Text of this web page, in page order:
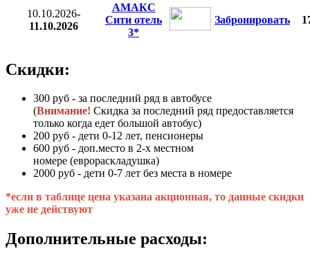
10.10.2026-
11.10.2026
АМАКС
Сити отель
3*
Забронировать
Скидки:
300 руб - за последний ряд в автобусе
(Внимание! Скидка за последний ряд предоставляется
только когда едет большой автобус)
200 руб - дети 0-12 лет, пенсионеры
600 руб - доп.место в 2-х местном
номере (еврораскладушка)
2000 руб - дети 0-7 лет без места в номере
*если в таблице цена указана акционная, то данные скидки
уже не действуют
Дополнительные расходы: